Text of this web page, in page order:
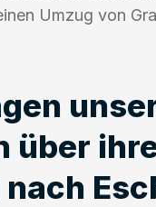
Umzug von
über
nach